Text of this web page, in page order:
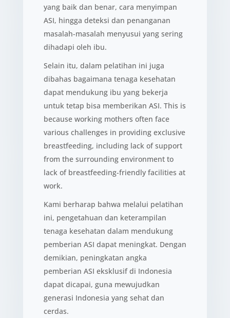
yang baik dan benar, cara menyimpan
ASI, hingga deteksi dan penanganan
masalah-masalah menyusui yang sering
dihadapi oleh ibu.
Selain itu, dalam pelatihan ini juga
dibahas bagaimana tenaga kesehatan
dapat mendukung ibu yang bekerja
untuk tetap bisa memberikan ASI. This is
because working mothers often face
various challenges in providing exclusive
breastfeeding, including lack of support
from the surrounding environment to
lack of breastfeeding-friendly facilities at
work.
Kami berharap bahwa melalui pelatihan
ini, pengetahuan dan keterampilan
tenaga kesehatan dalam mendukung
pemberian ASI dapat meningkat. Dengan
demikian, peningkatan angka
pemberian ASI eksklusif di Indonesia
dapat dicapai, guna mewujudkan
generasi Indonesia yang sehat dan
cerdas.